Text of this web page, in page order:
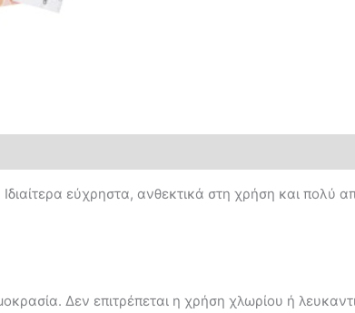
εύχρηστα, ανθεκτικά στη χρήση και πολύ
Δεν επιτρέπεται η χρήση χλωρίου ή